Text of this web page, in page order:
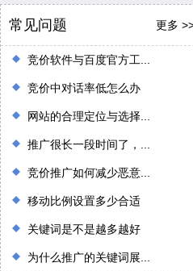
常见问题 更多
竞价软件与百度官方工...
竞价中对话率低怎么办
网站的合理定位与选择...
推广很长一段时间了，...
竞价推广如何减少恶意...
移动比例设置多少合适
关键词是不是越多越好
为什么推广的关键词展...